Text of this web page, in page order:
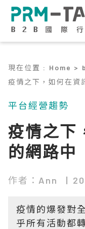
現在位置 : Home >
疫情之下，如何在資
平台經營趨勢
疫情之下
的網路中
作者：Ann
疫情的爆發對
乎所有活動都